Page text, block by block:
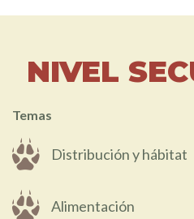
NIVEL
Temas
Distribución y hábitat
Alimentación